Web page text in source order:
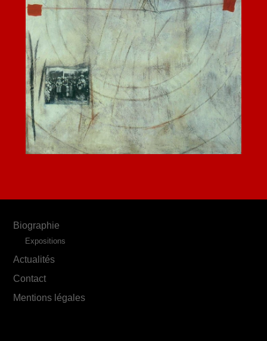
Biographie
Expositions
Actualités
Contact
Mentions légales